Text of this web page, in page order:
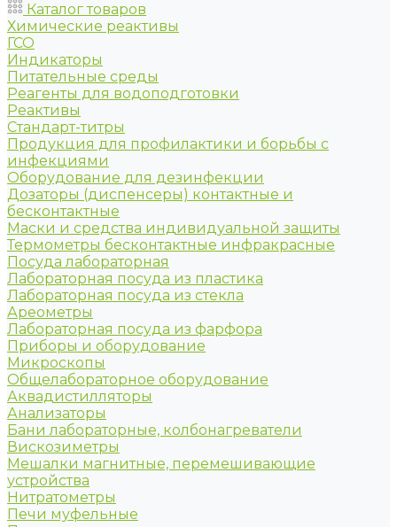
Каталог товаров
Химические реактивы
ГСО
Индикаторы
Питательные среды
Реагенты для водоподготовки
Реактивы
Стандарт-титры
Продукция для профилактики и борьбы с
инфекциями
Оборудование для дезинфекции
Дозаторы (диспенсеры) контактные и
бесконтактные
Маски и средства индивидуальной защиты
Термометры бесконтактные инфракрасные
Посуда лабораторная
Лабораторная посуда из пластика
Лабораторная посуда из стекла
Ареометры
Лабораторная посуда из фарфора
Приборы и оборудование
Микроскопы
Общелабораторное оборудование
Аквадистилляторы
Анализаторы
Бани лабораторные, колбонагреватели
Вискозиметры
Мешалки магнитные, перемешивающие
устройства
Нитратометры
Печи муфельные